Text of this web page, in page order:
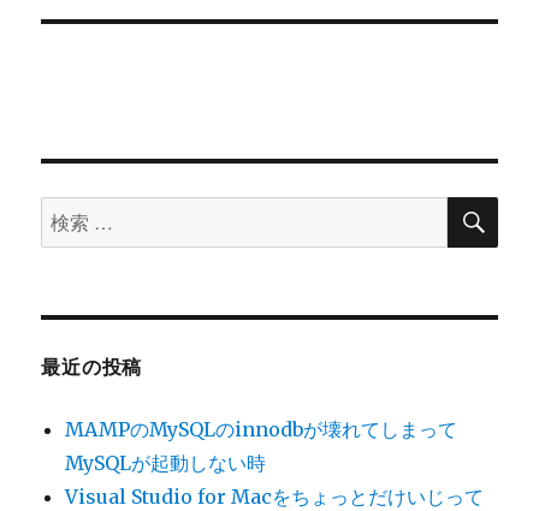
シ
稿:
検
索
象:
検
最近の投稿
MAMPのMySQLのinnodbが壊れてしまって
MySQLが起動しない時
Visual Studio for Macをちょっとだけいじって